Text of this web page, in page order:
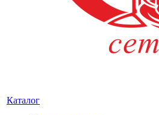
Каталог